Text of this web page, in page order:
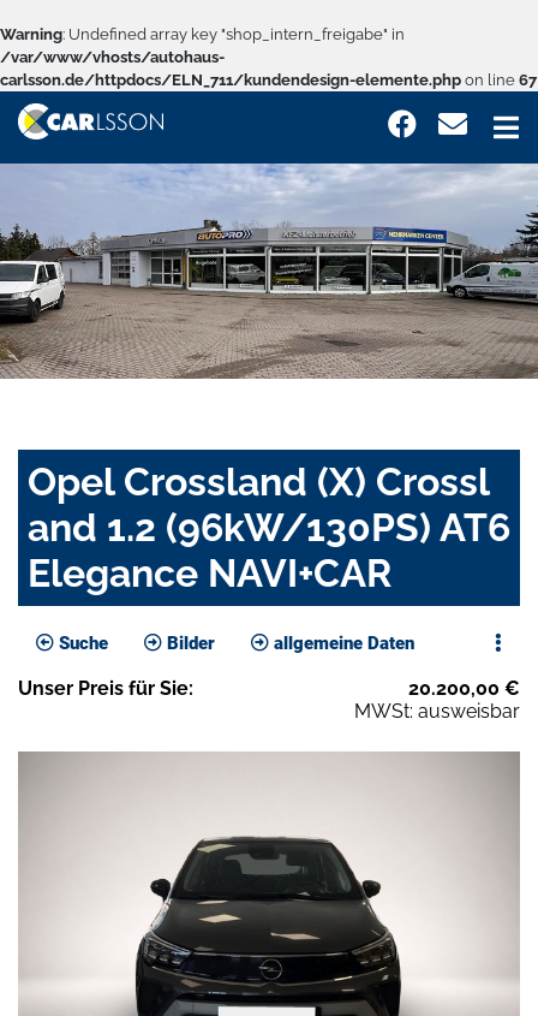
Warning: Undefined array key "shop_intern_freigabe" in
/var/www/vhosts/autohaus-
carlsson.de/httpdocs/ELN_711/kundendesign-elemente.php on line 67
Opel Crossland (X) Crossl
and 1.2 (96kW/130PS) AT6
Elegance NAVI+CAR
Suche Bilder allgemeine Daten
Unser Preis für Sie: 20.200,00 €
MWSt: ausweisbar